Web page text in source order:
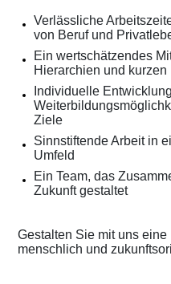
Verlässliche
von Beruf und
Ein wertschätzendes
Hierarchien und
Individuelle
Ziele
Sinnstiftende Arbeit in
Umfeld
Ein Team, das
Zukunft gestaltet
Gestalten Sie mit uns
menschlich und